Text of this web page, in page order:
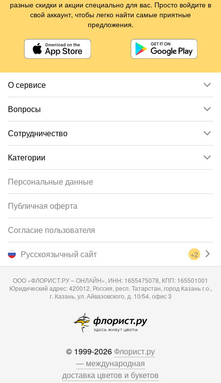
О сервисе
Вопросы
Сотрудничество
Категории
Русскоязычный сайт +2
Персональные данные
Публичная оферта
Согласие пользователя
ООО «ФЛОРИСТ.РУ – ОНЛАЙН», ИНН: 1655475078, КПП: 165501001
Юридический адрес: 420012, Россия, респ. Татарстан, город Казань г.о.,
г. Казань, ул. Айвазовского, д. 10/54, офис 3
© 1999-2026 Флорист.ру
— международная
доставка цветов и букетов
разные скидки и акции специально для вас. Просто войдите в
свой аккаунт, чтобы легко найти самые приятные
предложения.